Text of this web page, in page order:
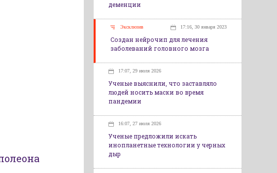
деменции
Эксклюзив 17:16, 30 января 2023
Создан нейрочип для лечения
заболеваний головного мозга
17:07, 29 июля 2026
Ученые выяснили, что заставляло
людей носить маски во время
пандемии
16:07, 27 июля 2026
Ученые предложили искать
инопланетные технологии у черных
дыр